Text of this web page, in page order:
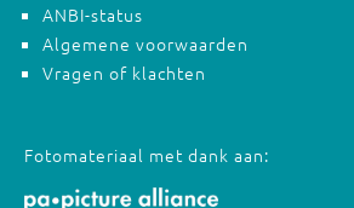
ANBI-status
Algemene voorwaarden
Vragen of klachten
Fotomateriaal met dank aan: